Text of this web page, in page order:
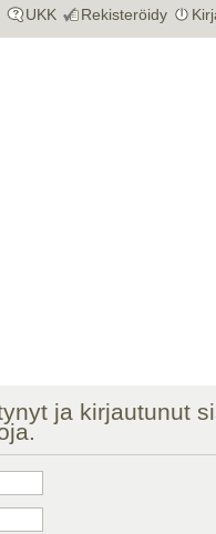
UKK Rekisteröidy
ja kirjautunut